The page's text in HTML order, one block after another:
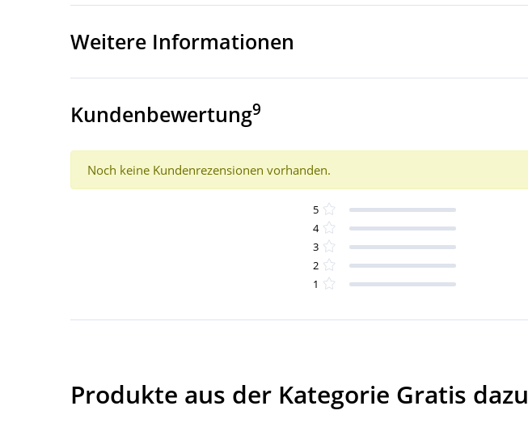
Weitere Informationen
Kundenbewertung9
Noch keine Kundenrezensionen vorhanden.
5
4
3
2
1
Produkte aus der Kategorie Gratis dazu